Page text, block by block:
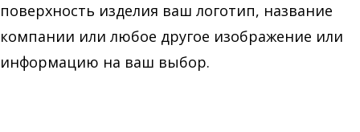
поверхность изделия ваш логотип, название
компании или любое другое изображение или
информацию на ваш выбор.